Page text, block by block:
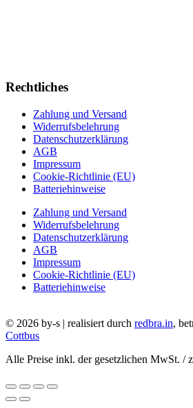
Rechtliches
Zahlung und Versand
Widerrufsbelehrung
Datenschutzerklärung
AGB
Impressum
Cookie-Richtlinie (EU)
Batteriehinweise
Zahlung und Versand
Widerrufsbelehrung
Datenschutzerklärung
AGB
Impressum
Cookie-Richtlinie (EU)
Batteriehinweise
© 2026 by-s | realisiert durch redbra.in,
Cottbus
Alle Preise inkl. der gesetzlichen MwSt. /